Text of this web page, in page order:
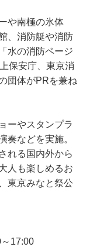
や南極の氷体
、消防艇や消防
水の消防ページ
保安庁、東京消
団体がPRを兼ね
ーやスタンプラ
奏などを実施。
れる国内外から
人も楽しめるお
東京みなと祭公
17:00